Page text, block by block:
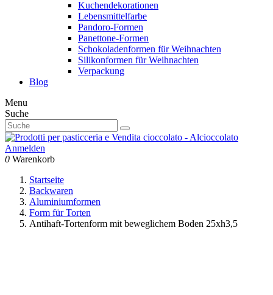
Kuchendekorationen
Lebensmittelfarbe
Pandoro-Formen
Panettone-Formen
Schokoladenformen für Weihnachten
Silikonformen für Weihnachten
Verpackung
Blog
Menu
Suche
Anmelden
0 Warenkorb
Startseite
Backwaren
Aluminiumformen
Form für Torten
Antihaft-Tortenform mit beweglichem Boden 25xh3,5